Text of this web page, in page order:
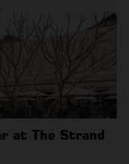
at The Strand